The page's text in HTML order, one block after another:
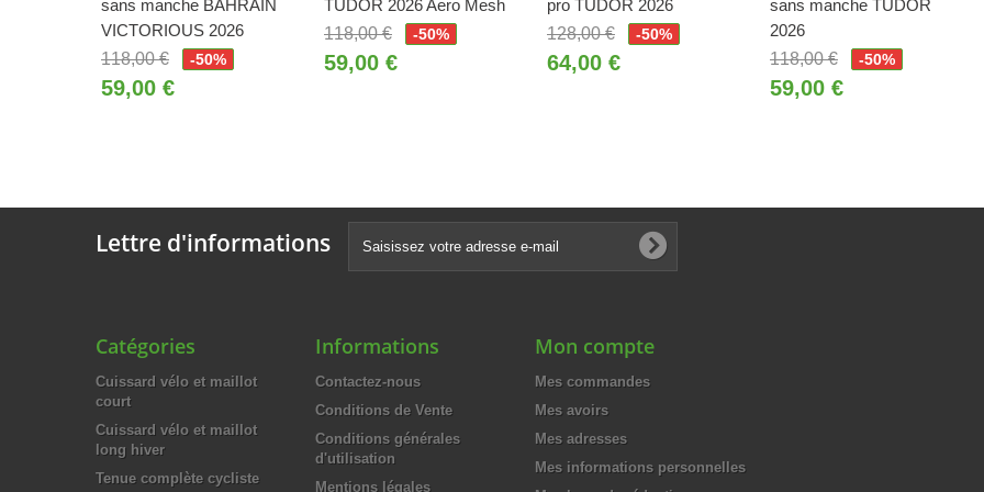
sans manche BAHRAIN
VICTORIOUS 2026
118,00 €
-50%
59,00 €
TUDOR 2026 Aero Mesh
118,00 €
-50%
59,00 €
pro TUDOR 2026
128,00 €
-50%
64,00 €
sans manche TUDOR
2026
118,00 €
-50%
59,00 €
Lettre d'informations
Catégories
Cuissard vélo et maillot
court
Cuissard vélo et maillot
long hiver
Tenue complète cycliste
Informations
Contactez-nous
Conditions de Vente
Conditions générales
d'utilisation
Mentions légales
Mon compte
Mes commandes
Mes avoirs
Mes adresses
Mes informations personnelles